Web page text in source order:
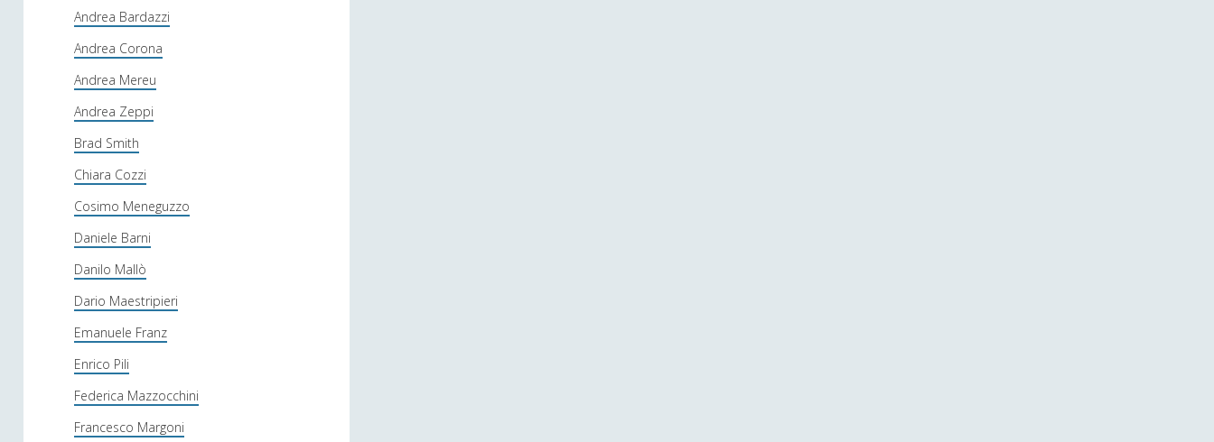
Andrea Bardazzi
Andrea Corona
Andrea Mereu
Andrea Zeppi
Brad Smith
Chiara Cozzi
Cosimo Meneguzzo
Daniele Barni
Danilo Mallò
Dario Maestripieri
Emanuele Franz
Enrico Pili
Federica Mazzocchini
Francesco Margoni